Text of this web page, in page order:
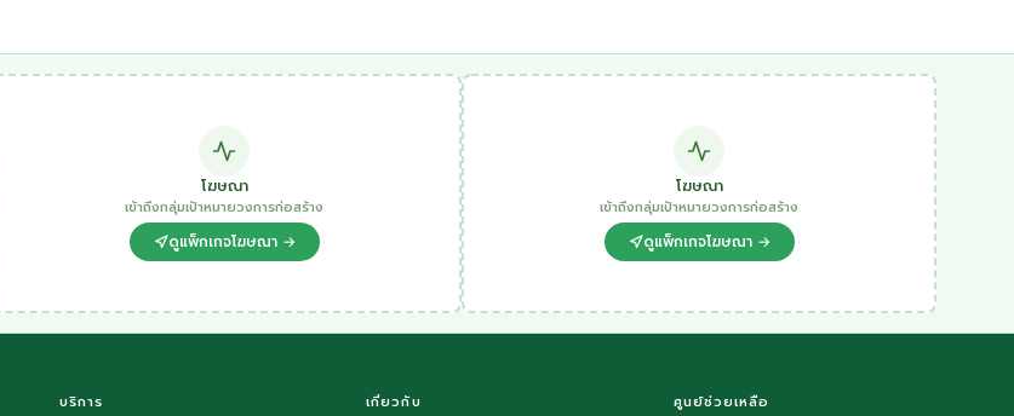
โฆษณา
เข้าถึงกลุ่มเป้าหมายวงการก่อสร้าง
ดูแพ็กเกจโฆษณา →
โฆษณา
เข้าถึงกลุ่มเป้าหมายวงการก่อสร้าง
ดูแพ็กเกจโฆษณา →
บริการ เกี่ยวกับ ศูนย์ช่วยเหลือ